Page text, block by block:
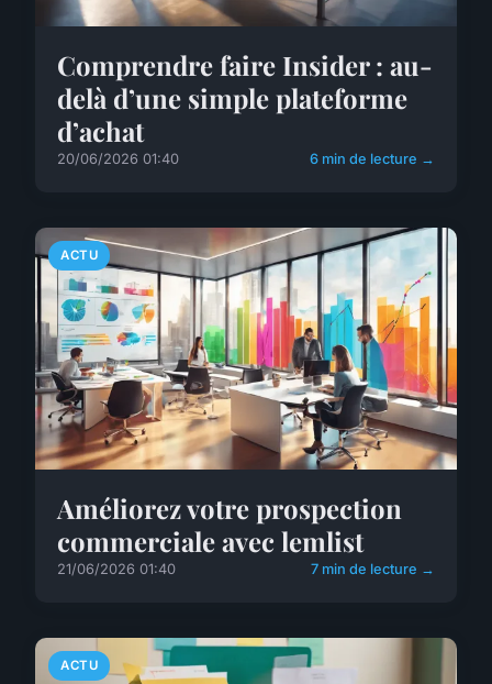
Comprendre faire Insider : au-
delà d’une simple plateforme
d’achat
20/06/2026 01:40 6 min de lecture →
ACTU
Améliorez votre prospection
commerciale avec lemlist
21/06/2026 01:40 7 min de lecture →
ACTU